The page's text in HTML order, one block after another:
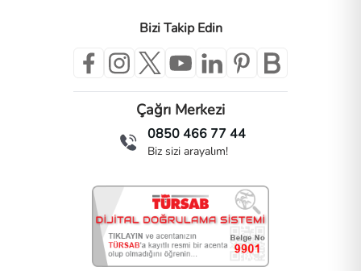
Bizi Takip Edin
Çağrı Merkezi
0850 466 77 44
Biz sizi arayalım!